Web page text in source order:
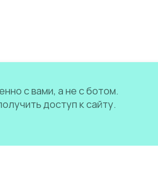
с вами, а не с ботом.
доступ к сайту.